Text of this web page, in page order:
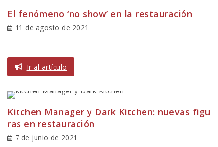
El fenómeno ‘no show’ en la restauración
11 de agosto de 2021
Ir al artículo
Kitchen Manager y Dark Kitchen: nuevas figu
ras en restauración
7 de junio de 2021